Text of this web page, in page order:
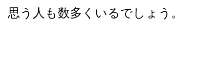
思う人も数多くいるでしょう。